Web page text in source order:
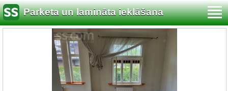
Parketa un lamināta ieklāšana